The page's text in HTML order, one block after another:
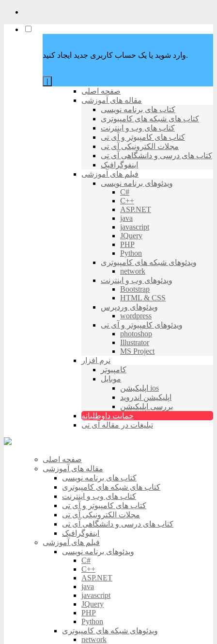
وارد شوید یا یک حساب کاربری جدید ایجاد کنید.
صفحه اصلی
مقاله های آموزشی
کتاب های برنامه نویسی
کتاب های شبکه های کامپیوتری
کتاب های وب و اینترنت
کتاب های کامپیوتر و آی تی
مجلات الکترونیکی آی تی
کتاب های درسی و دانشگاهی آی تی
اینفوگرافیک
فیلم های آموزشی
ویدئوهای برنامه نویسی
C#
C++
ASP.NET
java
javascript
JQuery
PHP
Python
ویدئوهای شبکه های کامپیوتری
network
ویدئوهای وب و اینترنت
Bootstrap
HTML & CSS
ویدئوهای وردپرس
wordpress
ویدئوهای کامپیوتر و آی تی
photoshop
Illustrator
MS Project
نرم افزار
کامپیوتر
موبایل
اپلیکیشن ios
اپلیکیشن اندروید
بررسی اپلیکیشن
حمایت داوطلبانه
تبلیغات در مقاله آی تی
صفحه اصلی
مقاله های آموزشی
کتاب های برنامه نویسی
کتاب های شبکه های کامپیوتری
کتاب های وب و اینترنت
کتاب های کامپیوتر و آی تی
مجلات الکترونیکی آی تی
کتاب های درسی و دانشگاهی آی تی
اینفوگرافیک
فیلم های آموزشی
ویدئوهای برنامه نویسی
C#
C++
ASP.NET
java
javascript
JQuery
PHP
Python
ویدئوهای شبکه های کامپیوتری
network